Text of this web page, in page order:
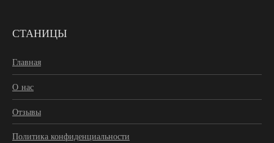
СТАНИЦЫ
Главная
О нас
Отзывы
Политика конфиденциальности